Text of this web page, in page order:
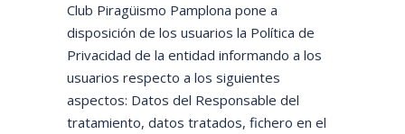
Club Piragüismo Pamplona pone a
disposición de los usuarios la Política de
Privacidad de la entidad informando a los
usuarios respecto a los siguientes
aspectos: Datos del Responsable del
tratamiento, datos tratados, fichero en el